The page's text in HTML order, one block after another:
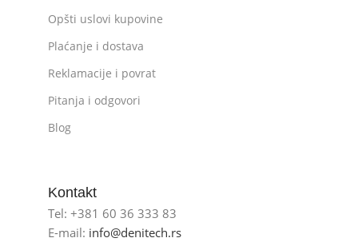
Opšti uslovi kupovine
Plaćanje i dostava
Reklamacije i povrat
Pitanja i odgovori
Blog
Kontakt
Tel: +381 60 36 333 83
E-mail: info@denitech.rs